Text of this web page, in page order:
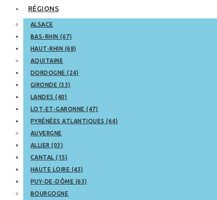
RÉGIONS
ALSACE
BAS-RHIN (67)
HAUT-RHIN (68)
AQUITAINE
DORDOGNE (24)
GIRONDE (33)
LANDES (40)
LOT-ET-GARONNE (47)
PYRÉNÉES ATLANTIQUES (64)
AUVERGNE
ALLIER (03)
CANTAL (15)
HAUTE LOIRE (43)
PUY-DE-DÔME (63)
BOURGOGNE